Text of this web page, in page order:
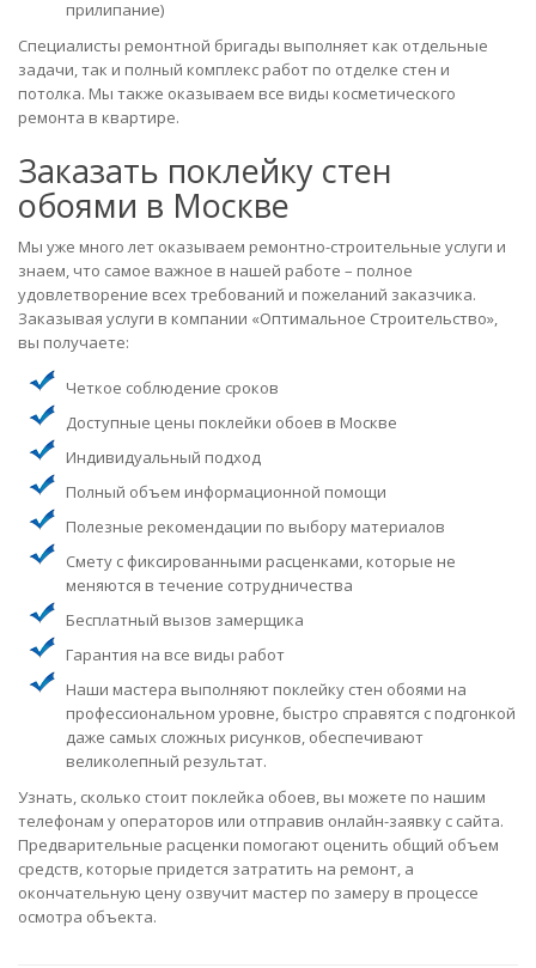
прилипание)
Специалисты ремонтной бригады выполняет как отдельные
задачи, так и полный комплекс работ по отделке стен и
потолка. Мы также оказываем все виды косметического
ремонта в квартире.
Заказать поклейку стен
обоями в Москве
Мы уже много лет оказываем ремонтно-строительные услуги и
знаем, что самое важное в нашей работе – полное
удовлетворение всех требований и пожеланий заказчика.
Заказывая услуги в компании «Оптимальное Строительство»,
вы получаете:
Четкое соблюдение сроков
Доступные цены поклейки обоев в Москве
Индивидуальный подход
Полный объем информационной помощи
Полезные рекомендации по выбору материалов
Смету с фиксированными расценками, которые не
меняются в течение сотрудничества
Бесплатный вызов замерщика
Гарантия на все виды работ
Наши мастера выполняют поклейку стен обоями на
профессиональном уровне, быстро справятся с подгонкой
даже самых сложных рисунков, обеспечивают
великолепный результат.
Узнать, сколько стоит поклейка обоев, вы можете по нашим
телефонам у операторов или отправив онлайн-заявку с сайта.
Предварительные расценки помогают оценить общий объем
средств, которые придется затратить на ремонт, а
окончательную цену озвучит мастер по замеру в процессе
осмотра объекта.